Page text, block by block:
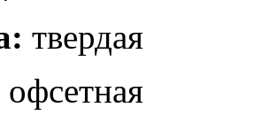
твердая
офсетная